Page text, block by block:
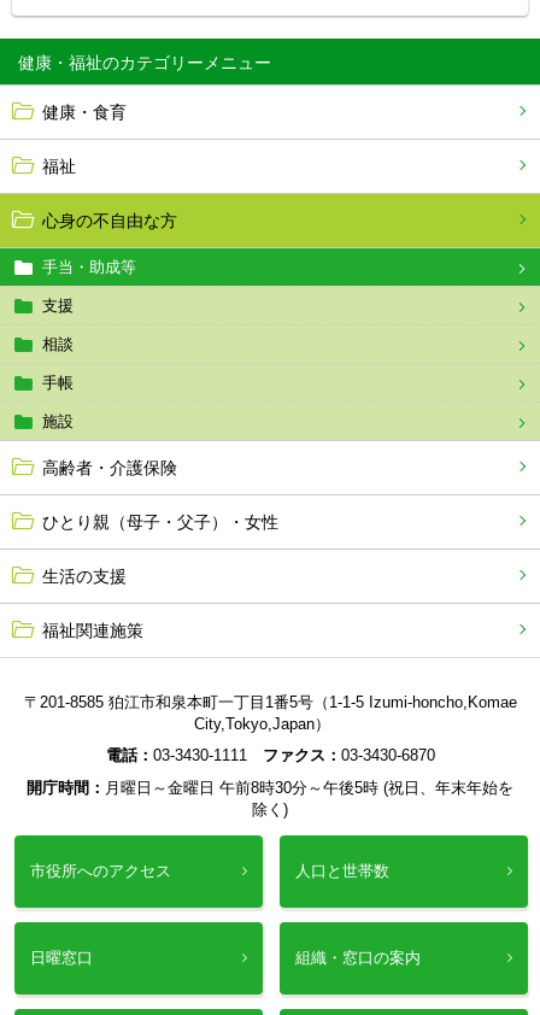
健康・福祉
健康・食育
福祉
心身の不自由な方
手当・助成等
支援
相談
手帳
施設
高齢者・介護保険
ひとり親（母子・父子）・女性
生活の支援
福祉関連施策
〒201-8585 狛江市和泉本町一丁目1番5号（1-1-5 Izumi-honcho,Komae
City,Tokyo,Japan）
電話： 03-3430-1111 ファクス： 03-3430-6870
開庁時間： 月曜日～金曜日 午前8時30分～午後5時 (祝日、年末年始を
除く)
市役所へのアクセス 人口と世帯数
日曜窓口 組織・窓口の案内